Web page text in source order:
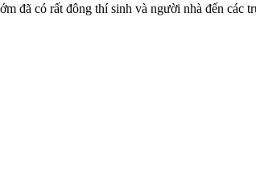
đã có rất đông thí sinh và người nhà đến